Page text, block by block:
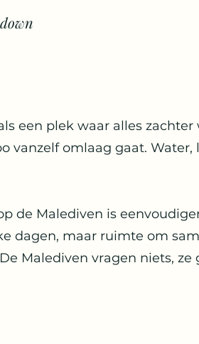
een plek waar alles
vanzelf omlaag gaat.
de Malediven is
dagen, maar ruimte om
Malediven vragen niets, ze